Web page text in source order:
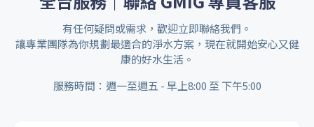
有任何疑問或需求，歡迎立即聯絡我們。
讓專業團隊為你規劃最適合的淨水方案，現在就開始安心又健
康的好水生活。
服務時間：週一至週五 - 早上8:00 至 下午5:00